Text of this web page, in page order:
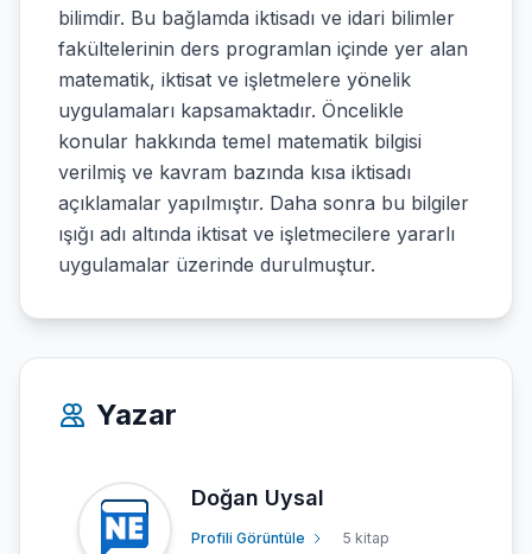
bilimdir. Bu bağlamda iktisadı ve idari bilimler
fakültelerinin ders programlan içinde yer alan
matematik, iktisat ve işletmelere yönelik
uygulamaları kapsamaktadır. Öncelikle
konular hakkında temel matematik bilgisi
verilmiş ve kavram bazında kısa iktisadı
açıklamalar yapılmıştır. Daha sonra bu bilgiler
ışığı adı altında iktisat ve işletmecilere yararlı
uygulamalar üzerinde durulmuştur.
Yazar
Doğan Uysal
Profili Görüntüle 5 kitap